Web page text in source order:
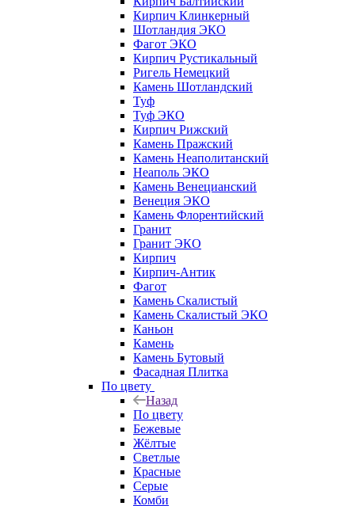
Кирпич Клинкерный
Шотландия ЭКО
Фагот ЭКО
Кирпич Рустикальный
Ригель Немецкий
Камень Шотландский
Туф
Туф ЭКО
Кирпич Рижский
Камень Пражский
Камень Неаполитанский
Неаполь ЭКО
Камень Венецианский
Венеция ЭКО
Камень Флорентийский
Гранит
Гранит ЭКО
Кирпич
Кирпич-Антик
Фагот
Камень Скалистый
Камень Скалистый ЭКО
Каньон
Камень
Камень Бутовый
Фасадная Плитка
По цвету
Назад
По цвету
Бежевые
Жёлтые
Светлые
Красные
Серые
Комби